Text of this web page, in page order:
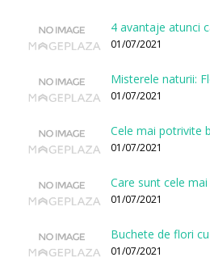
01/07/2021
01/07/2021
01/07/2021
01/07/2021
01/07/2021